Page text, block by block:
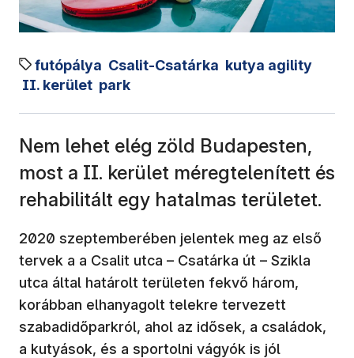
futópálya Csalit-Csatárka kutya agility
II. kerület park
Nem lehet elég zöld Budapesten,
most a II. kerület méregtelenített és
rehabilitált egy hatalmas területet.
2020 szeptemberében jelentek meg az első
tervek a a Csalit utca – Csatárka út – Szikla
utca által határolt területen fekvő három,
korábban elhanyagolt telekre tervezett
szabadidőparkról, ahol az idősek, a családok,
a kutyások, és a sportolni vágyók is jól